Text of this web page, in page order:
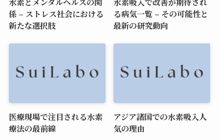
係 – ストレス社会における
新たな選択肢
る病気一覧 – その可能性と
最新の研究動向
医療現場で注目される水素
療法の最前線
アジア諸国での水素吸入人
気の理由